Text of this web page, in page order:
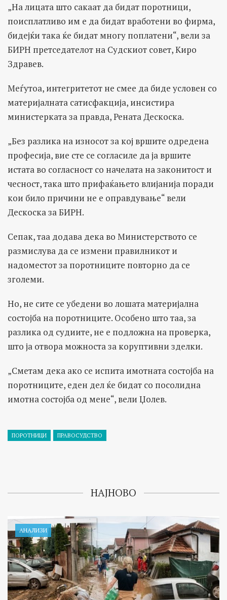
„На лицата што сакаат да бидат поротници,
поисплатливо им е да бидат вработени во фирма,
бидејќи така ќе бидат многу поплатени“, вели за
БИРН претседателот на Судскиот совет, Киро
Здравев.
Меѓутоа, интегритетот не смее да биде условен со
материјалната сатисфакција, инсистира
министерката за правда, Рената Дескоска.
„Без разлика на износот за кој вршите одредена
професија, вие сте се согласиле да ја вршите
истата во согласност со начелата на законитост и
чесност, така што прифаќањето влијанија поради
кои било причини не е оправдување“ вели
Дескоска за БИРН.
Сепак, таа додава дека во Министерството се
размислува да се измени правилникот и
надоместот за поротниците повторно да се
зголеми.
Но, не сите се убедени во лошата материјална
состојба на поротниците. Особено што таа, за
разлика од судиите, не е подложна на проверка,
што ја отвора можноста за коруптивни зделки.
„Сметам дека ако се испита имотната состојба на
поротниците, еден дел ќе бидат со посолидна
имотна состојба од мене“, вели Џолев.
ПОРОТНИЦИ ПРАВОСУДСТВО
НАЈНОВО
АНАЛИЗИ